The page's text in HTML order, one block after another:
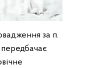
за п.
передбачає